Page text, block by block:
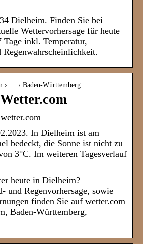
Dielheim. Finden Sie bei
Wettervorhersage für heute
Tage inkl. Temperatur,
Regenwahrscheinlichkeit.
› … › Baden-Württemberg
In Dielheim ist am
bedeckt, die Sonne ist nicht zu
3°C. Im weiteren Tagesverlauf
heute in Dielheim?
und Regenvorhersage, sowie
finden Sie auf wetter.com
Baden-Württemberg,